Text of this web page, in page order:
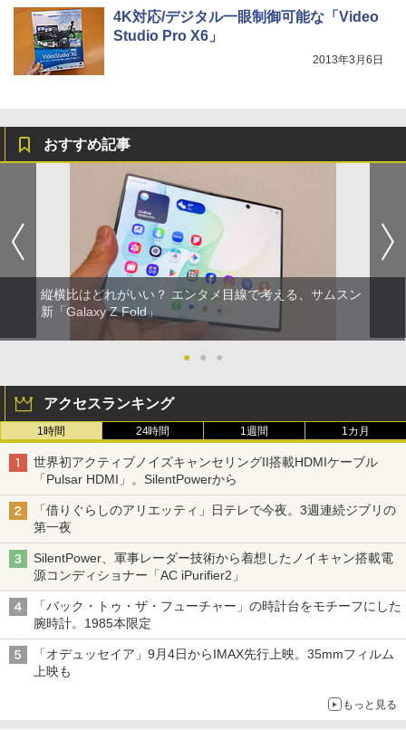
4K対応/デジタル一眼制御可能な「Video
Studio Pro X6」
2013年3月6日
おすすめ記事
縦横比はどれがいい？ エンタメ目線で考える、サムスン
新「Galaxy Z Fold」
● ● ●
アクセスランキング
1時間 24時間 1週間 1カ月
世界初アクティブノイズキャンセリングII搭載HDMIケーブル
「Pulsar HDMI」。SilentPowerから
「借りぐらしのアリエッティ」日テレで今夜。3週連続ジブリの
第一夜
SilentPower、軍事レーダー技術から着想したノイキャン搭載電
源コンディショナー「AC iPurifier2」
「バック・トゥ・ザ・フューチャー」の時計台をモチーフにした
腕時計。1985本限定
「オデュッセイア」9月4日からIMAX先行上映。35mmフィルム
上映も
もっと見る